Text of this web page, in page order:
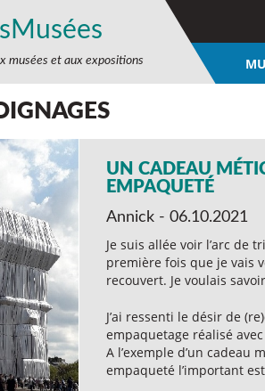
musées et aux expositions
UN CADEAU
EMPAQUETÉ
Annick - 06.10.2021
Je suis allée voir l’arc de
première fois que je vais
recouvert. Je voulais
J’ai ressenti le désir de
empaquetage réalisé
A l’exemple d’un
empaqueté l’important